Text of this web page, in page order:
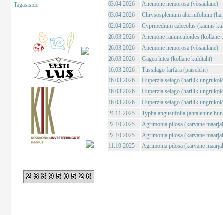
Tagasiside
233950526
03.04 2026
Anemone nemorosa (võsaülane)
03.04 2026
Chrysosplenium alternifolium
02.04 2026
Cypripedium calceolus (kaunis
26.03 2026
Anemone ranunculoides (kollane
26.03 2026
Anemone nemorosa (võsaülane)
26.03 2026
Gagea lutea (kollane kuldtäht)
16.03 2026
Tussilago farfara (paiseleht)
16.03 2026
Huperzia selago (harilik
16.03 2026
Huperzia selago (harilik
16.03 2026
Huperzia selago (harilik
24.11 2025
Typha angustifolia (ahtalehine
22.10 2025
Agrimonia pilosa (karvane
22.10 2025
Agrimonia pilosa (karvane
11.10 2025
Agrimonia pilosa (karvane